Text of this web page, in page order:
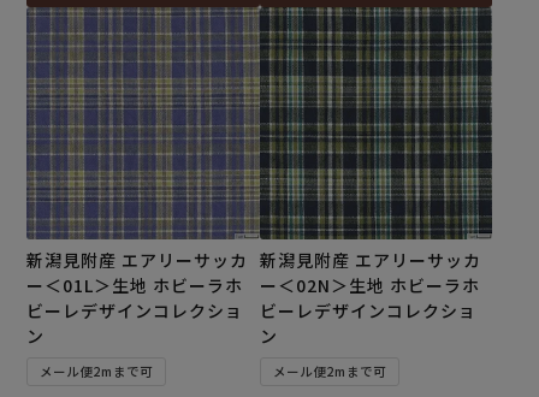
新潟見附産 エアリーサッカ
ー＜01L＞生地 ホビーラホ
ビーレデザインコレクショ
ン
メール便2mまで可
新潟見附産 エアリーサッカ
ー＜02N＞生地 ホビーラホ
ビーレデザインコレクショ
ン
メール便2mまで可